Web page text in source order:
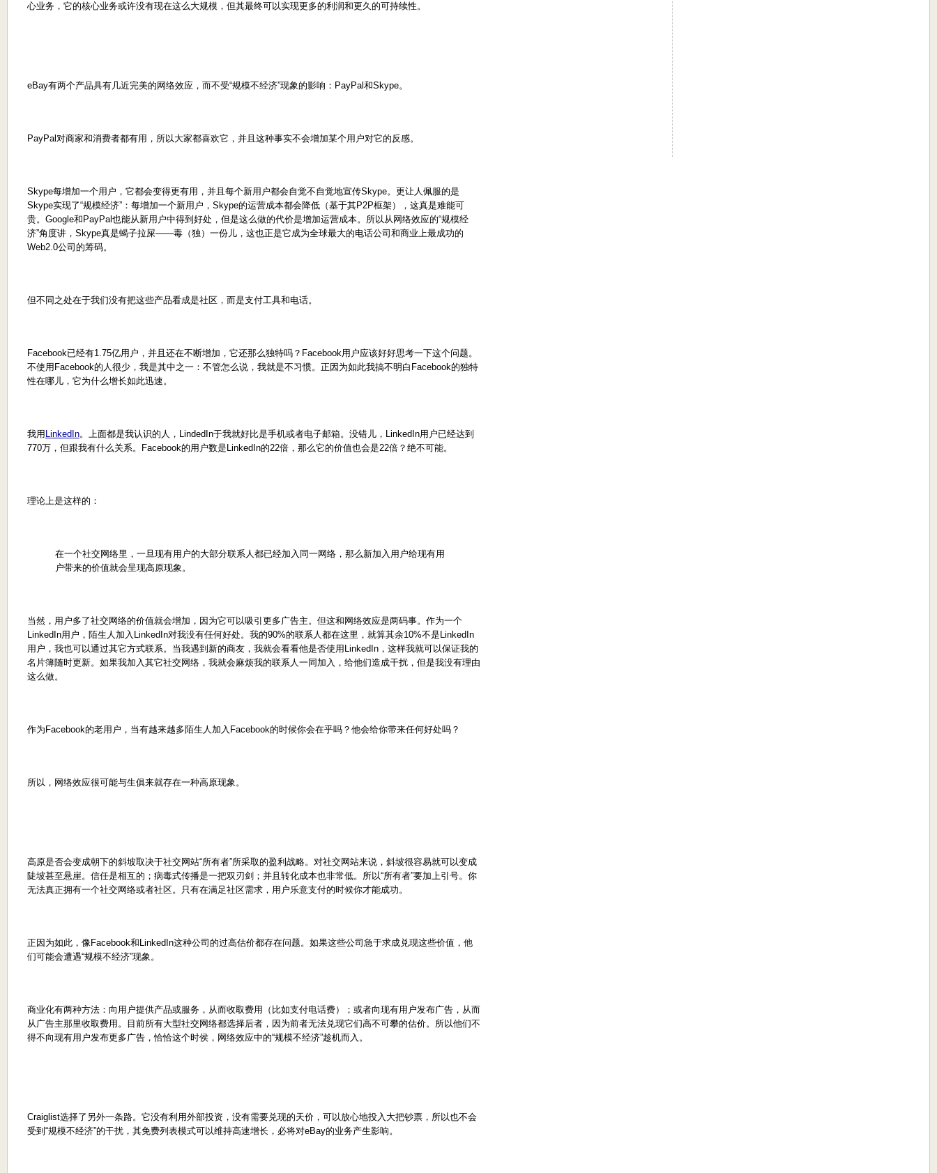
心业务，它的核心业务或许没有现在这么大规模，但其最终可以实现更多的利润和更久的可持续性。
eBay有两个产品具有几近完美的网络效应，而不受“规模不经济”现象的影响：PayPal和Skype。
PayPal对商家和消费者都有用，所以大家都喜欢它，并且这种事实不会增加某个用户对它的反感。
Skype每增加一个用户，它都会变得更有用，并且每个新用户都会自觉不自觉地宣传Skype。更让人佩服的是
Skype实现了“规模经济”：每增加一个新用户，Skype的运营成本都会降低（基于其P2P框架），这真是难能可
贵。Google和PayPal也能从新用户中得到好处，但是这么做的代价是增加运营成本。所以从网络效应的“规模经
济”角度讲，Skype真是蝎子拉屎——毒（独）一份儿，这也正是它成为全球最大的电话公司和商业上最成功的
Web2.0公司的筹码。
但不同之处在于我们没有把这些产品看成是社区，而是支付工具和电话。
Facebook已经有1.75亿用户，并且还在不断增加，它还那么独特吗？Facebook用户应该好好思考一下这个问题。
不使用Facebook的人很少，我是其中之一：不管怎么说，我就是不习惯。正因为如此我搞不明白Facebook的独特
性在哪儿，它为什么增长如此迅速。
我用 LinkedIn。上面都是我认识的人，LindedIn于我就好比是手机或者电子邮箱。没错儿，LinkedIn用户已经达到
770万，但跟我有什么关系。Facebook的用户数是LinkedIn的22倍，那么它的价值也会是22倍？绝不可能。
理论上是这样的：
在一个社交网络里，一旦现有用户的大部分联系人都已经加入同一网络，那么新加入用户给现有用
户带来的价值就会呈现高原现象。
当然，用户多了社交网络的价值就会增加，因为它可以吸引更多广告主。但这和网络效应是两码事。作为一个
LinkedIn用户，陌生人加入LinkedIn对我没有任何好处。我的90%的联系人都在这里，就算其余10%不是LinkedIn
用户，我也可以通过其它方式联系。当我遇到新的商友，我就会看看他是否使用LinkedIn，这样我就可以保证我的
名片簿随时更新。如果我加入其它社交网络，我就会麻烦我的联系人一同加入，给他们造成干扰，但是我没有理由
这么做。
作为Facebook的老用户，当有越来越多陌生人加入Facebook的时候你会在乎吗？他会给你带来任何好处吗？
所以，网络效应很可能与生俱来就存在一种高原现象。
高原是否会变成朝下的斜坡取决于社交网站“所有者”所采取的盈利战略。对社交网站来说，斜坡很容易就可以变成
陡坡甚至悬崖。信任是相互的；病毒式传播是一把双刃剑；并且转化成本也非常低。所以“所有者”要加上引号。你
无法真正拥有一个社交网络或者社区。只有在满足社区需求，用户乐意支付的时候你才能成功。
正因为如此，像Facebook和LinkedIn这种公司的过高估价都存在问题。如果这些公司急于求成兑现这些价值，他
们可能会遭遇“规模不经济”现象。
商业化有两种方法：向用户提供产品或服务，从而收取费用（比如支付电话费）；或者向现有用户发布广告，从而
从广告主那里收取费用。目前所有大型社交网络都选择后者，因为前者无法兑现它们高不可攀的估价。所以他们不
得不向现有用户发布更多广告，恰恰这个时侯，网络效应中的“规模不经济”趁机而入。
Craiglist选择了另外一条路。它没有利用外部投资，没有需要兑现的天价，可以放心地投入大把钞票，所以也不会
受到“规模不经济”的干扰，其免费列表模式可以维持高速增长，必将对eBay的业务产生影响。